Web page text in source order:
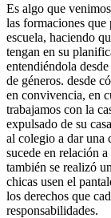
Es algo que
las formaciones
escuela, haciendo
tengan en su
entendiéndola
de géneros. desde
en convivencia, en
trabajamos con la
expulsado de su
al colegio a dar una
sucede en relación
también se realizó
chicas usen el
los derechos que
responsabilidades.